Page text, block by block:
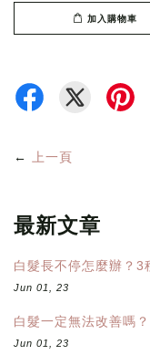
加入購物車
← 上一頁
最新文章
白髮長不停怎麼辦？3
Jun 01, 23
白髮一定無法改善嗎
Jun 01, 23